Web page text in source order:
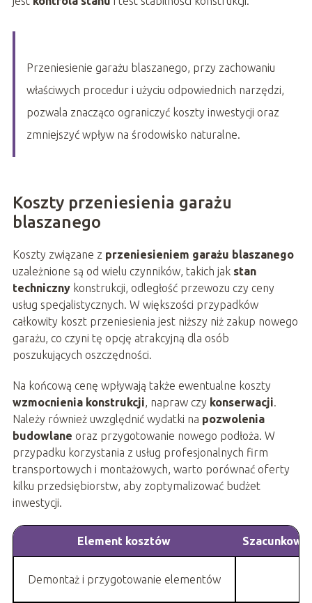
Przeniesienie garażu blaszanego, przy zachowaniu
właściwych procedur i użyciu odpowiednich narzędzi,
pozwala znacząco ograniczyć koszty inwestycji oraz
zmniejszyć wpływ na środowisko naturalne.
Koszty przeniesienia garażu
blaszanego
Koszty związane z przeniesieniem garażu blaszanego
uzależnione są od wielu czynników, takich jak stan
technicznykonstrukcji, odległość przewozu czy ceny
usług specjalistycznych. W większości przypadków
całkowity koszt przeniesienia jest niższy niż zakup nowego
garażu, co czyni tę opcję atrakcyjną dla osób
poszukujących oszczędności.
Na końcową cenę wpływają także ewentualne koszty
wzmocnienia konstrukcji, napraw czy konserwacji.
Należy również uwzględnić wydatki na pozwolenia
budowlane oraz przygotowanie nowego podłoża. W
przypadku korzystania z usług profesjonalnych firm
transportowych i montażowych, warto porównać oferty
kilku przedsiębiorstw, aby zoptymalizować budżet
inwestycji.
Element kosztów
Demontaż i przygotowanie elementów